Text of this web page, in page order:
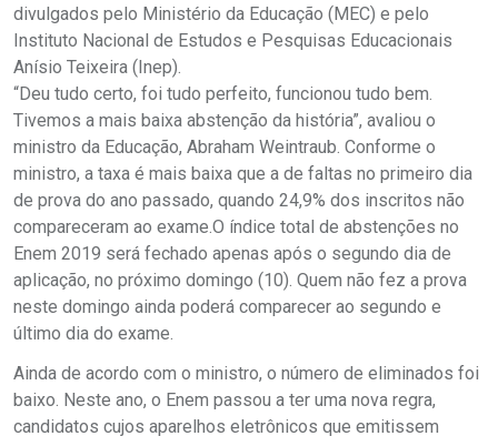
divulgados pelo Ministério da Educação (MEC) e pelo
Instituto Nacional de Estudos e Pesquisas Educacionais
Anísio Teixeira (Inep).
“Deu tudo certo, foi tudo perfeito, funcionou tudo bem.
Tivemos a mais baixa abstenção da história”, avaliou o
ministro da Educação, Abraham Weintraub. Conforme o
ministro, a taxa é mais baixa que a de faltas no primeiro dia
de prova do ano passado, quando 24,9% dos inscritos não
compareceram ao exame.O índice total de abstenções no
Enem 2019 será fechado apenas após o segundo dia de
aplicação, no próximo domingo (10). Quem não fez a prova
neste domingo ainda poderá comparecer ao segundo e
último dia do exame.
Ainda de acordo com o ministro, o número de eliminados foi
baixo. Neste ano, o Enem passou a ter uma nova regra,
candidatos cujos aparelhos eletrônicos que emitissem